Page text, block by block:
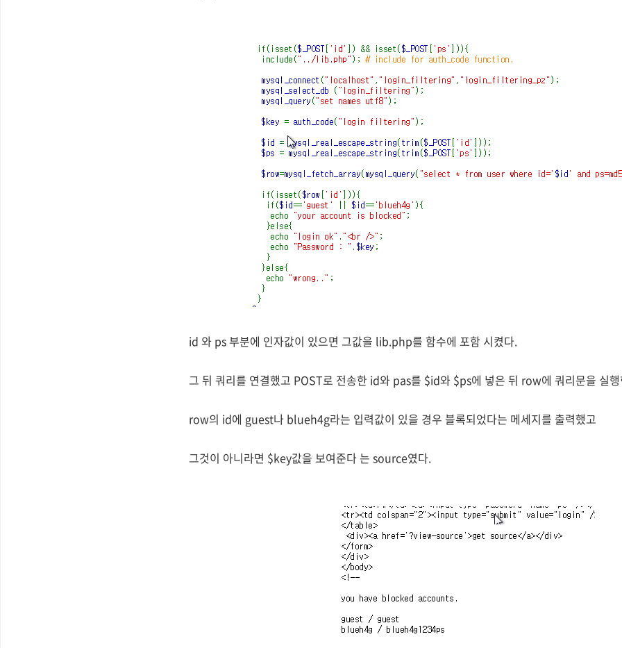
id 와 ps 부분에 인자값이 있으면 그값을 lib.php를 함수에 포함 시켰다.
그 뒤 쿼리를 연결했고 POST로 전송한 id와 pas를 $id와 $ps에 넣은 뒤 row에 쿼리문을 실
row의 id에 guest나 blueh4g라는 입력값이 있을 경우 블록되었다는 메세지를 출력했고
그것이 아니라면 $key값을 보여준다 는 source였다.